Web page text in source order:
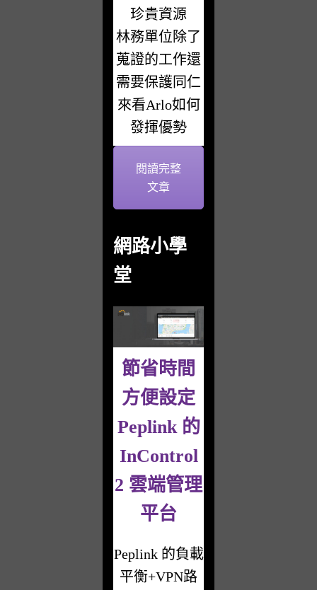
珍貴資源
林務單位除了
蒐證的⼯作還
需要保護同仁
來看Arlo如何
發揮優勢
閱讀完整
文章
網路小學
堂
節省時間
方便設定
Peplink 的
InControl
2 雲端管理
平台
Peplink 的負載
平衡+VPN路